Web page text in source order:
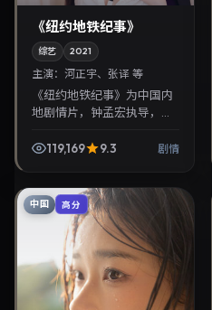
《纽约地铁纪事》
综艺 2021
主演： 河正宇、张译 等
《纽约地铁纪事》为中国内
地剧情片，钟孟宏执导，河
年6月17日首映，讲述人性抉
119,169 9.3 剧情
中国 高分